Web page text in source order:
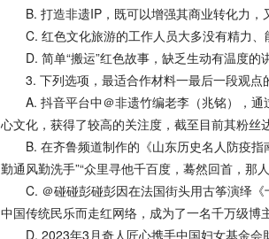
B. 打造非遗IP，既可以增强其商业转化力，
C. 红色文化旅游的工作人员大多没有精力、
D. 简单“搬运”红色故事，缺乏生动有温度的
3. 下列选项，最适合作材料一最后一段观点
A. 抖音平台中＠非遗竹编老李（兆铭），通
心文化，获得了较高的关注度，截至目前其粉丝
B. 在齐鲁频道制作的《山东历史名人防疫指
勤通风勤洗手”“众里寻他千百度，蓦然回首，那人
C. ＠碰碰彭碰彭因在法国街头用古筝演绎《
中国传统民乐而走红网络，成为了一名千万级博主
D. 2023年3月奇人匠心携手中国妇女基金会